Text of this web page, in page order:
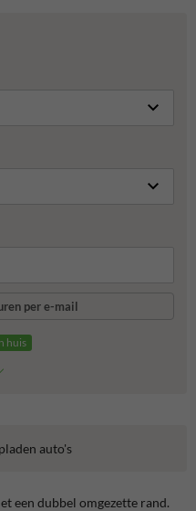
per e-mail
huis
auto's
een dubbel omgezette rand.